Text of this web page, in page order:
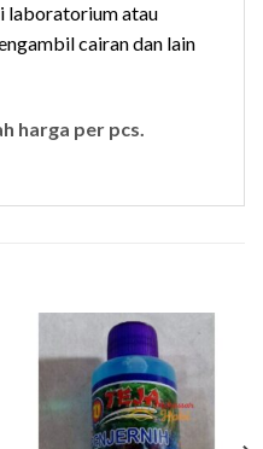
laboratorium atau
cairan dan lain
harga per pcs.